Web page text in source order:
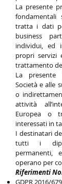
La presente
fondamentali
tratta i dati
business
individui, ed
propri servizi
trattamento
La presente
Società e alle
o
attività
Europea o
interessati in
I destinatari
tutti i
permanenti,
operano per
Riferimenti
GDPR 2016/